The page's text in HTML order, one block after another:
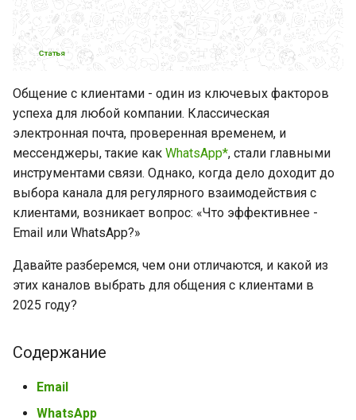
к
Общение с клиентами - один из ключевых факторов
успеха для любой компании. Классическая
электронная почта, проверенная временем, и
мессенджеры, такие как WhatsApp*, стали главными
инструментами связи. Однако, когда дело доходит до
выбора канала для регулярного взаимодействия с
клиентами, возникает вопрос: «Что эффективнее -
Email или WhatsApp?»
Давайте разберемся, чем они отличаются, и какой из
этих каналов выбрать для общения с клиентами в
2025 году?
Содержание
Email
WhatsApp